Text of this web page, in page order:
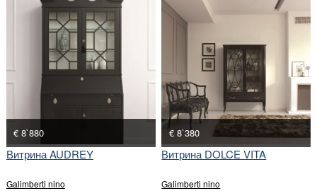
€ 8`880
Витрина AUDREY
Galimberti nino
€ 8`380
Витрина DOLCE VITA
Galimberti nino